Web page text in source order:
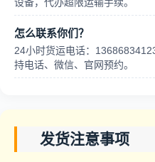
怎么联系你们？
24小时货运电话：
持电话、微信、官网预约。
发货注意事项